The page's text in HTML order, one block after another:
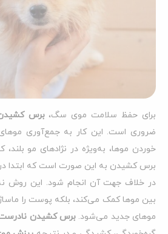
برای حفظ سلامت موی سگ،برس کشیدن
ضروری است. این کار به جمع‌آوری
خوردن موها، به‌ویژه در نژادهای مو
برس کشیدن به این صورت است که
در خلاف جهت آن انجام شود. این روش
بین موها کمک می‌کند، بلکه پوست را
موهای جدید می‌شود. برس کشیدن